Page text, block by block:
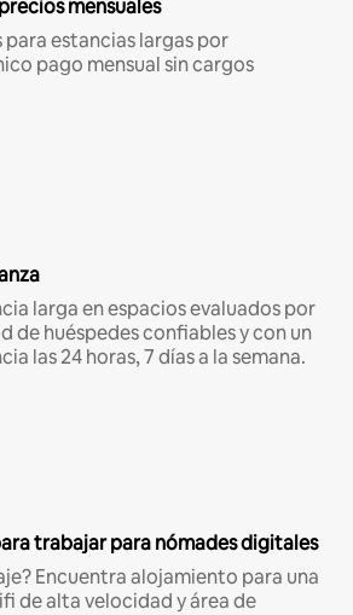
mensuales
para estancias largas por
pago mensual sin cargos
larga en espacios evaluados por
de huéspedes confiables y con un
las 24 horas, 7 días a la semana.
trabajar para nómades digitales
Encuentra alojamiento para una
de alta velocidad y área de